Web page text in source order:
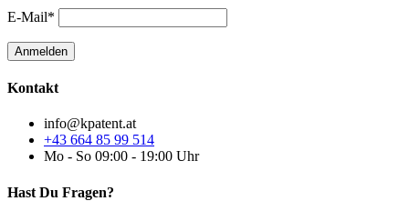
E-Mail*
Kontakt
info@kpatent.at
+43 664 85 99 514
Mo - So 09:00 - 19:00 Uhr
Hast Du Fragen?